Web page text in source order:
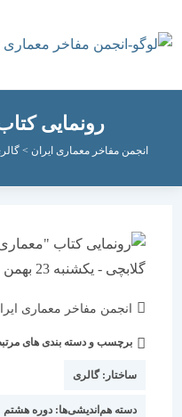
رونمایی کتاب
مفاخر معماری ایران > گالری
انجمن مفاخر معماری ایران
برچسب و دسته بندی های مرتبط به این
ساختار:گالری
دسته هم‌اندیشی‌ها:دوره هشتم | هم